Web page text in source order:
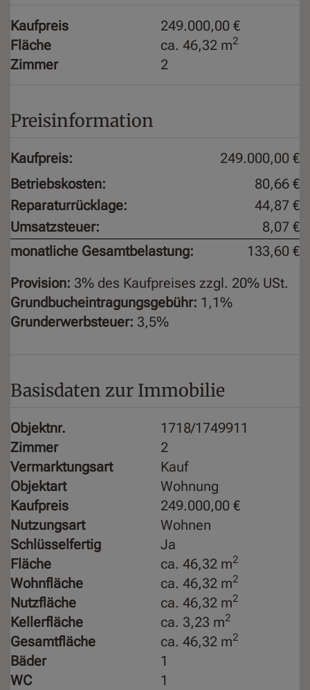
Kaufpreis
249.000,00 €
Fläche
ca. 46,32 m2
Zimmer 2
Preisinformation
Kaufpreis:
249.000,00 €
Betriebskosten:
80,66 €
Reparaturrücklage:
44,87 €
Umsatzsteuer:
8,07 €
monatliche Gesamtbelastung:
133,60 €
Provision: 3% des Kaufpreises zzgl. 20% USt.
Grundbucheintragungsgebühr: 1,1%
Grunderwerbsteuer: 3,5%
Basisdaten zur Immobilie
Objektnr.
1718/1749911
Zimmer
2
Vermarktungsart
Kauf
Objektart
Wohnung
Kaufpreis
249.000,00 €
Nutzungsart
Wohnen
Schlüsselfertig
Ja
Fläche
ca. 46,32 m2
Wohnfläche ca. 46,32 m2
Nutzfläche ca. 46,32 m2
Kellerfläche ca. 3,23 m2
Gesamtfläche ca. 46,32 m2
Bäder
1
WC
1